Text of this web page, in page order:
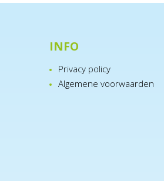
INFO
Privacy policy
Algemene voorwaarden